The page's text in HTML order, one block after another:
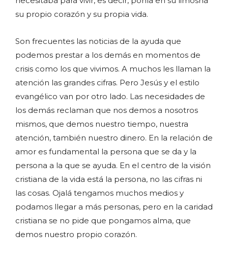
su propio corazón y su propia vida.
Son frecuentes las noticias de la ayuda que
podemos prestar a los demás en momentos de
crisis como los que vivimos. A muchos les llaman la
atención las grandes cifras. Pero Jesús y el estilo
evangélico van por otro lado. Las necesidades de
los demás reclaman que nos demos a nosotros
mismos, que demos nuestro tiempo, nuestra
atención, también nuestro dinero. En la relación de
amor es fundamental la persona que se da y la
persona a la que se ayuda. En el centro de la visión
cristiana de la vida está la persona, no las cifras ni
las cosas. Ojalá tengamos muchos medios y
podamos llegar a más personas, pero en la caridad
cristiana se no pide que pongamos alma, que
demos nuestro propio corazón.